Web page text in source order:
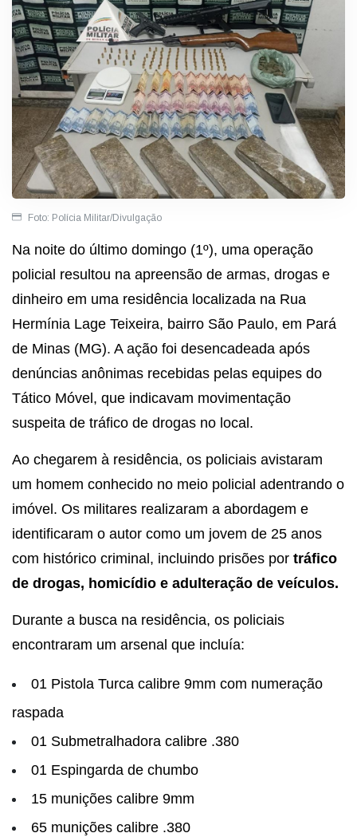
Foto: Polícia Militar/Divulgação
Na noite do último domingo (1º), uma operação
policial resultou na apreensão de armas, drogas e
dinheiro em uma residência localizada na Rua
Hermínia Lage Teixeira, bairro São Paulo, em Pará
de Minas (MG). A ação foi desencadeada após
denúncias anônimas recebidas pelas equipes do
Tático Móvel, que indicavam movimentação
suspeita de tráfico de drogas no local.
Ao chegarem à residência, os policiais avistaram
um homem conhecido no meio policial adentrando o
imóvel. Os militares realizaram a abordagem e
identificaram o autor como um jovem de 25 anos
com histórico criminal, incluindo prisões por tráfico
de drogas, homicídio e adulteração de veículos.
Durante a busca na residência, os policiais
encontraram um arsenal que incluía:
01 Pistola Turca calibre 9mm com numeração
raspada
01 Submetralhadora calibre .380
01 Espingarda de chumbo
15 munições calibre 9mm
65 munições calibre .380